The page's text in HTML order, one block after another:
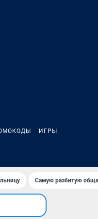
ИГРЫ
Самую разбитую